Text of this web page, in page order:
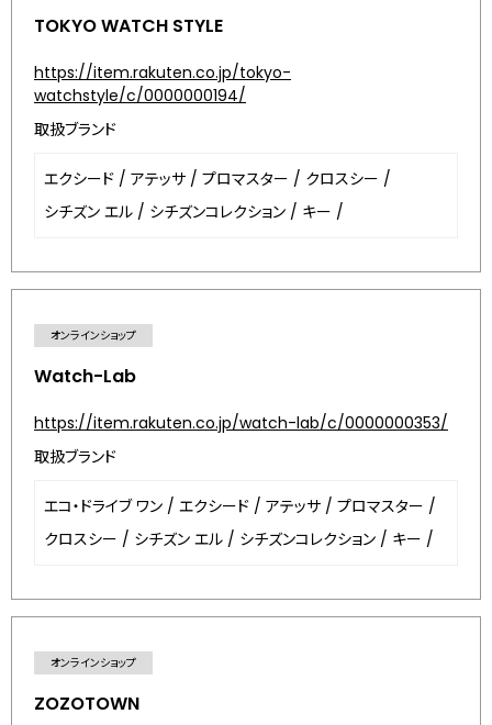
TOKYO WATCH STYLE
https://item.rakuten.co.jp/tokyo-
watchstyle/c/0000000194/
取扱ブランド
エクシード / アテッサ / プロマスター / クロスシー /
シチズン エル / シチズンコレクション / キー /
オンラインショップ
Watch-Lab
https://item.rakuten.co.jp/watch-lab/c/0000000353/
取扱ブランド
エコ・ドライブ ワン / エクシード / アテッサ / プロマスター /
クロスシー / シチズン エル / シチズンコレクション / キー /
オンラインショップ
ZOZOTOWN